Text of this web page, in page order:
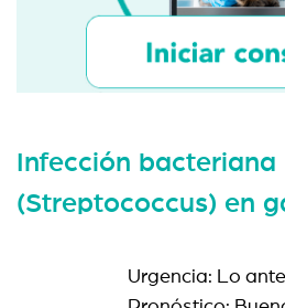
Infección bacteriana
(Streptococcus) en
Urgencia: Lo